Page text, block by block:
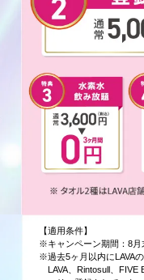
【適用条件】
※キャンペーン期間：8月
※過去5ヶ月以内にLAVA
LAVA、Rintosull、FIVE